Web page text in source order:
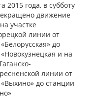
2015 года, в субботу
движение
участке
линии от
до
и на
линии от
до станции